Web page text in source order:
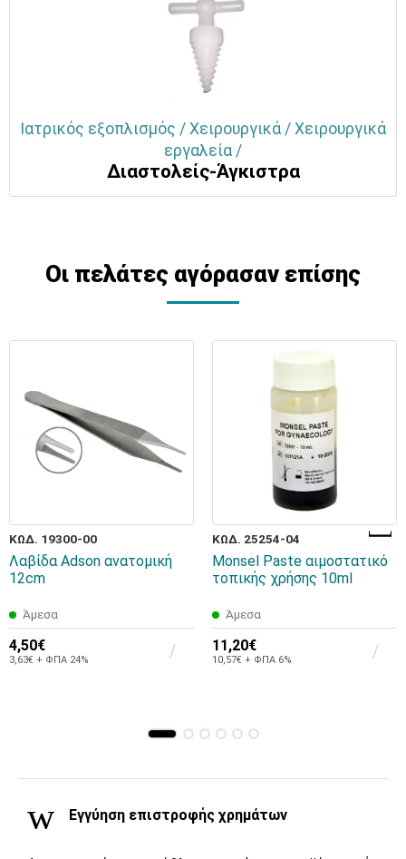
Ιατρικός εξοπλισμός / Χειρουργικά / Χειρουργικά
εργαλεία /
Διαστολείς-Άγκιστρα
Οι πελάτες αγόρασαν επίσης
ΚΩΔ. 19300-00
Λαβίδα Adson ανατομική
12cm
Άμεσα
4,50€
3,63€ + ΦΠΑ 24%
ΚΩΔ. 25254-04
Monsel Paste αιμοστατικό
τοπικής χρήσης 10ml
Άμεσα
11,20€
10,57€ + ΦΠΑ 6%
Εγγύηση επιστροφής χρημάτων